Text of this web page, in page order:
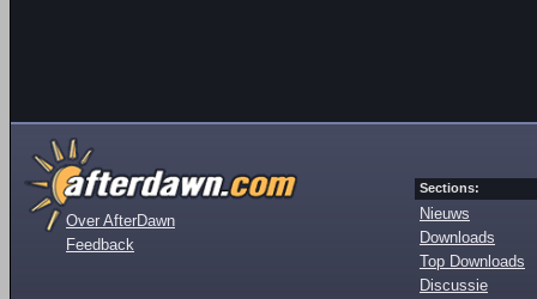
Over AfterDawn
Feedback
Sections:
Nieuws
Downloads
Top Downloads
Discussie